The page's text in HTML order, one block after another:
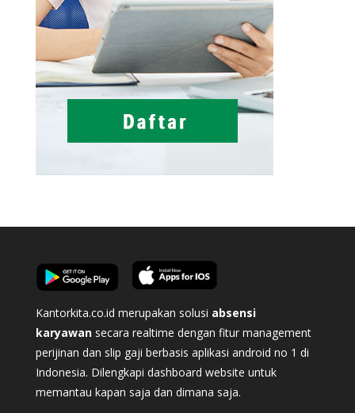
Kantorkita.co.id merupakan solusi absensi
karyawan secara realtime dengan fitur management
perijinan dan slip gaji berbasis aplikasi android no 1 di
Indonesia. Dilengkapi dashboard website untuk
memantau kapan saja dan dimana saja.